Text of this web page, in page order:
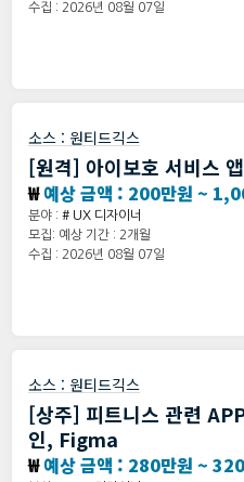
수집 : 2026년 08월 07일
소스 : 원티드긱스
[원격] 아이보호 서비스
₩예상 금액 : 200만원 ~
분야 : # UX 디자이너
모집: 예상 기간 : 2개월
수집 : 2026년 08월 07일
소스 : 원티드긱스
[상주] 피트니스 관련
인, Figma
₩예상 금액 : 280만원 ~